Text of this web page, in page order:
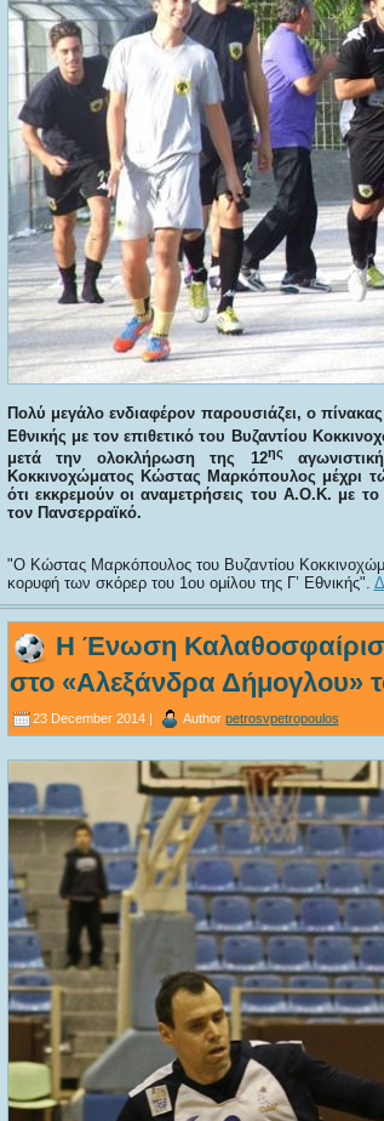
Πολύ μεγάλο ενδιαφέρον παρουσιάζει, ο
Εθνικής με τον επιθετικό του Βυζαντίου
μετά την ολοκλήρωση της 12ης
Κοκκινοχώματος Κώστας Μαρκόπουλος μέχρι
ότι εκκρεμούν οι αναμετρήσεις του Α.Ο.Κ. με
τον Πανσερραϊκό.
Ο Κώστας Μαρκόπουλος του Βυζαντίου
κορυφή των σκόρερ του 1ου ομίλου της Γ’ Εθνικής .
Η Ένωση
στο «Αλεξάνδρα Δήμογλου»
23 December 2014 | Author petrosvpetropoulos